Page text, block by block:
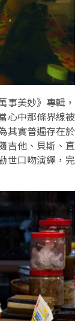
事美妙》專輯，
心中那條界線被
其實普遍存在於
吉他、貝斯、直
世口吻演繹，完